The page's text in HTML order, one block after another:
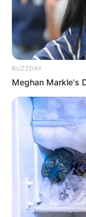
BUZZDAY
Meghan Markle's